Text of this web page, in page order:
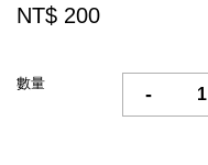
NT$ 200
數量
-